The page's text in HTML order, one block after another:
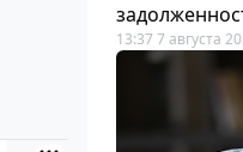
13:37 7 августа